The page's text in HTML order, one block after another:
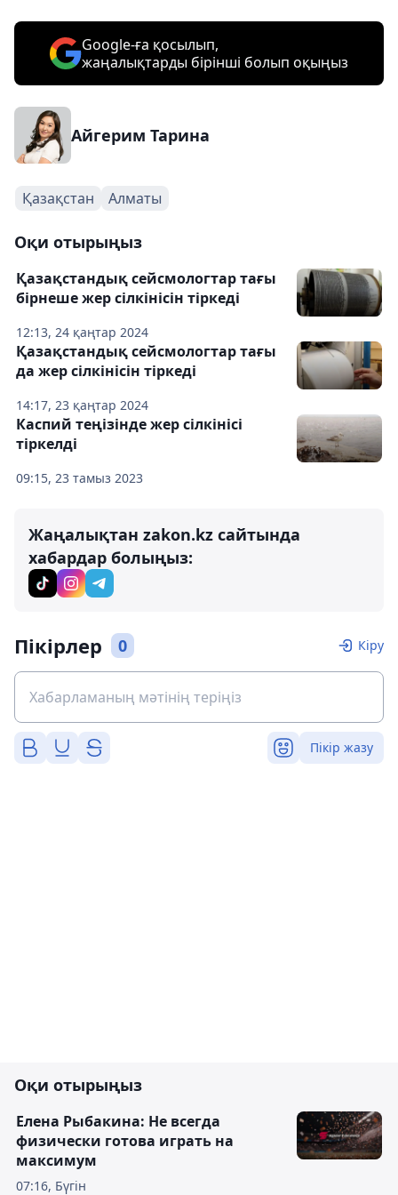
Google-ға қосылып,
жаңалықтарды бірінші болып оқыңыз
Айгерим Тарина
Қазақстан Алматы
Оқи отырыңыз
12:13, 24 қаңтар 2024
Қазақстандық сейсмологтар тағы
бірнеше жер сілкінісін тіркеді
14:17, 23 қаңтар 2024
Қазақстандық сейсмологтар тағы
да жер сілкінісін тіркеді
09:15, 23 тамыз 2023
Каспий теңізінде жер сілкінісі
тіркелді
Жаңалықтан zakon.kz сайтында
хабардар болыңыз:
Пікірлер 0 Кіру
Пікір жазу
Оқи отырыңыз
07:16, Бүгін
Елена Рыбакина: Не всегда
физически готова играть на
максимум